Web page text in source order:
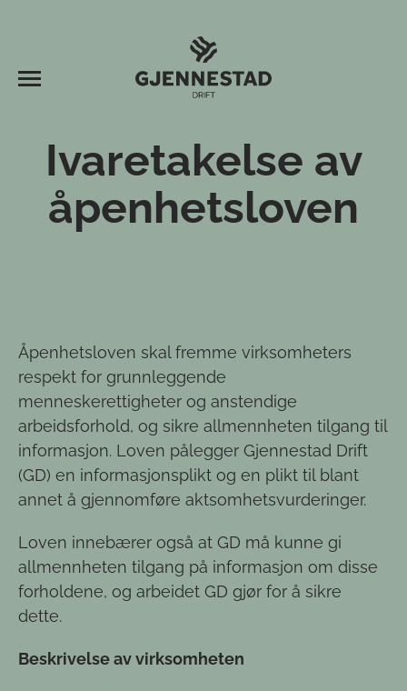
Ivaretakelse av
åpenhetsloven
Åpenhetsloven skal fremme virksomheters
respekt for grunnleggende
menneskerettigheter og anstendige
arbeidsforhold, og sikre allmennheten tilgang til
informasjon. Loven pålegger Gjennestad Drift
(GD) en informasjonsplikt og en plikt til blant
annet å gjennomføre aktsomhetsvurderinger.
Loven innebærer også at GD må kunne gi
allmennheten tilgang på informasjon om disse
forholdene, og arbeidet GD gjør for å sikre
dette.
Beskrivelse av virksomheten